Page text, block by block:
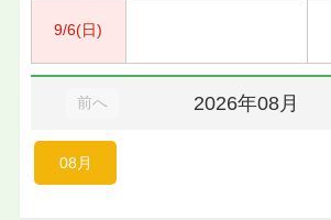
9/6(日)
前へ 2026年08月
08月